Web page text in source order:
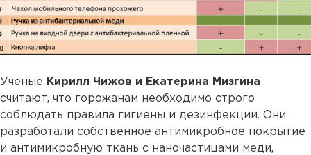
Ученые Кирилл Чижов и Екатерина Мизгина
считают, что горожанам необходимо строго
соблюдать правила гигиены и дезинфекции. Они
разработали собственное антимикробное покрытие
и антимикробную ткань с наночастицами меди,